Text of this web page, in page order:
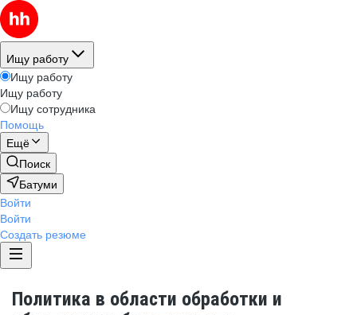
Ищу работу
Ищу работу
Ищу работу
Ищу сотрудника
Помощь
Ещё
Поиск
Батуми
Войти
Войти
Создать резюме
Политика в области обработки и